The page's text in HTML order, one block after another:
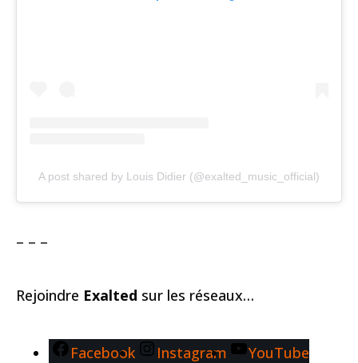
A post shared by Louis Didier (@exalted_music_official)
– – –
Rejoindre Exalted sur les réseaux…
Facebook Instagram YouTube